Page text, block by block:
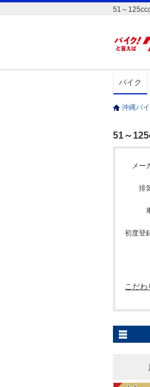
51～125cc
バイク
沖縄バ
51～
メー
排
初度登
こだわ